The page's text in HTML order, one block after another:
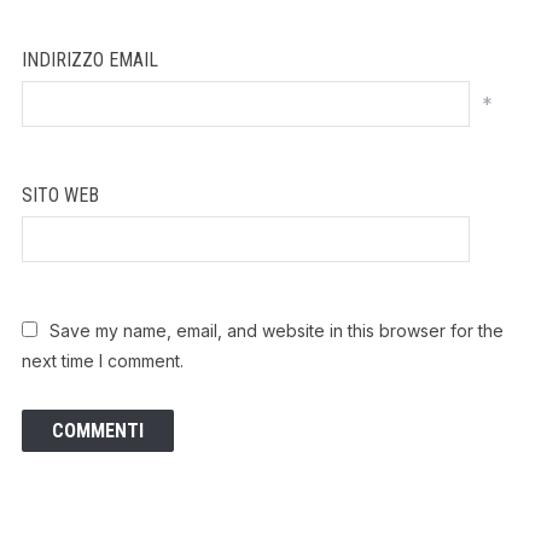
INDIRIZZO EMAIL
*
SITO WEB
Save my name, email, and website in this browser for the
next time I comment.